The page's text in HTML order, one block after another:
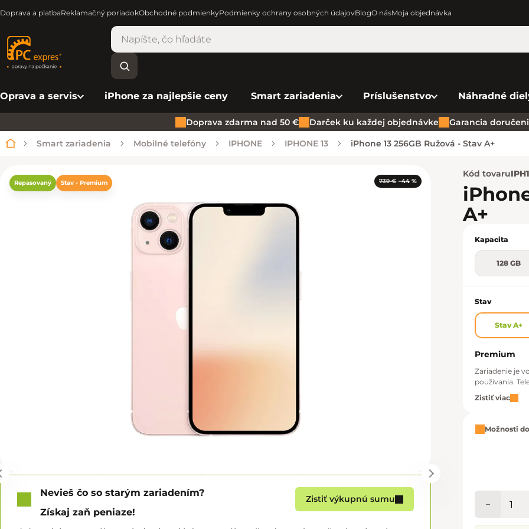
Doprava a platbaReklamačný poriadokObchodné podmienkyPodmienky ochrany osobných údajovBlogO násMoja objednávka
Oprava a servis iPhone za najlepšie ceny Smart zariadenia Príslušenstvo Náhradné
Doprava zdarma nad 50 € Darček ku každej objednávke Garancia
Domov
Smart zariadenia Mobilné telefóny IPHONE IPHONE 13 iPhone 13 256GB Ružová - Stav A+
Repasovaný Stav - Premium 739 € –44 %
Nevieš čo so starým zariadením?
Získaj zaň peniaze!
Zistiť výkupnú sumu
Kód tovaru
A+
Kapacita
128 GB
Stav
Stav A+
Premium
Zariadenie je
používania.
Zistiť viac
Možnosti
−